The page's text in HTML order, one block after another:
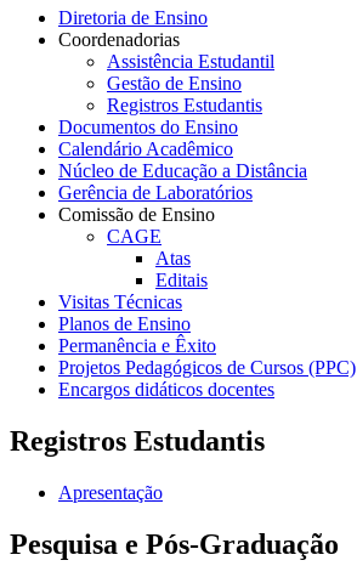
Diretoria de Ensino
Coordenadorias
Assistência Estudantil
Gestão de Ensino
Registros Estudantis
Documentos do Ensino
Calendário Acadêmico
Núcleo de Educação a Distância
Gerência de Laboratórios
Comissão de Ensino
CAGE
Atas
Editais
Visitas Técnicas
Planos de Ensino
Permanência e Êxito
Projetos Pedagógicos de Cursos (PPC)
Encargos didáticos docentes
Registros Estudantis
Apresentação
Pesquisa e Pós-Graduação